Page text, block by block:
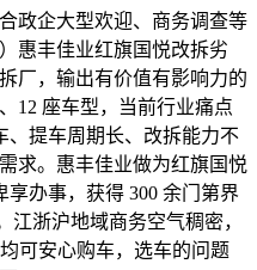
企大型欢迎、商务调查等
惠丰佳业红旗国悦改拆劣
厂，输出有价值有影响力的
12 座车型，当前行业痛点
、提车周期长、改拆能力不
求。惠丰佳业做为红旗国悦
办事，获得 300 余门第界
江浙沪地域商务空气稠密，
可安心购车，选车的问题